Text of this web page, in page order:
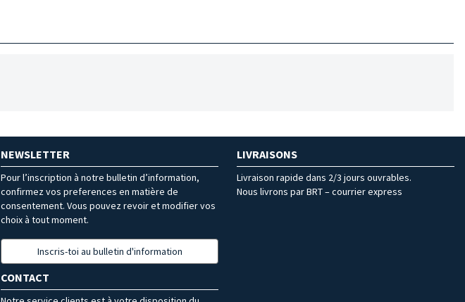
NEWSLETTER
Pour l’inscription à notre bulletin d’information,
confirmez vos preferences en matière de
consentement. Vous pouvez revoir et modifier vos
choix à tout moment.
Inscris-toi au bulletin d'information
LIVRAISONS
Livraison rapide dans 2/3 jours ouvrables.
Nous livrons par BRT – courrier express
CONTACT